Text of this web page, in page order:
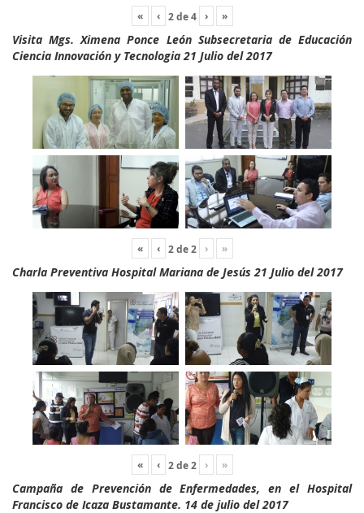
« ‹ 2de4 › »
Visita Mgs. Ximena Ponce León Subsecretaria de Educación
Ciencia Innovación y Tecnologia 21 Julio del 2017
« ‹ 2de2 › »
Charla Preventiva Hospital Mariana de Jesús 21 Julio del 2017
« ‹ 2de2 › »
Campaña de Prevención de Enfermedades, en el Hospital
Francisco de Icaza Bustamante. 14 de julio del 2017